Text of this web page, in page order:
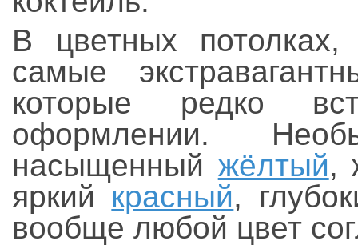
В цветных
самые
которые редко
оформлении.
насыщенный жёлтый,
яркий красный,
вообще любой цвет